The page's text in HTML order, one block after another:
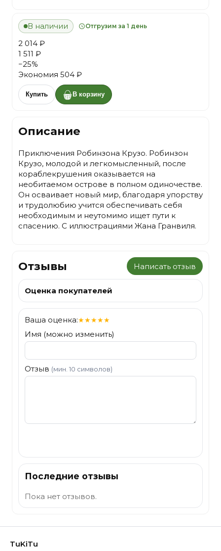
В наличии Отгрузим за 1 день
2 014 ₽
1 511 ₽
−25%
Экономия 504 ₽
Купить В корзину
Описание
Приключения Робинзона Крузо. Робинзон
Крузо, молодой и легкомысленный, после
кораблекрушения оказывается на
необитаемом острове в полном одиночестве.
Он осваивает новый мир, благодаря упорству
и трудолюбию учится обеспечивать себя
необходимым и неутомимо ищет пути к
спасению. С иллюстрациями Жана Гранвиля.
Отзывы Написать отзыв
Оценка покупателей
Ваша оценка:★★★★★
Имя (можно изменить)
Отзыв (мин. 10 символов)
Последние отзывы
Пока нет отзывов.
TuKiTu